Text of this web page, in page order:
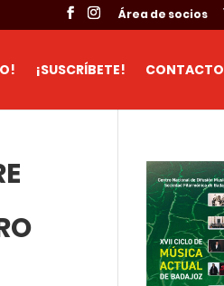
Área de socios
¡SUSCRÍBETE! CONTACTO